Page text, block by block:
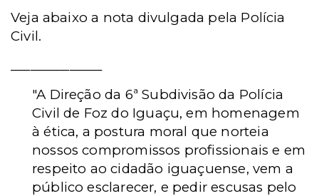
Veja abaixo a nota divulgada pela Polícia
Civil.
"A Direção da 6ª Subdivisão da Polícia
Civil de Foz do Iguaçu, em homenagem
à ética, a postura moral que norteia
nossos compromissos profissionais e em
respeito ao cidadão iguaçuense, vem a
público esclarecer, e pedir escusas pelo